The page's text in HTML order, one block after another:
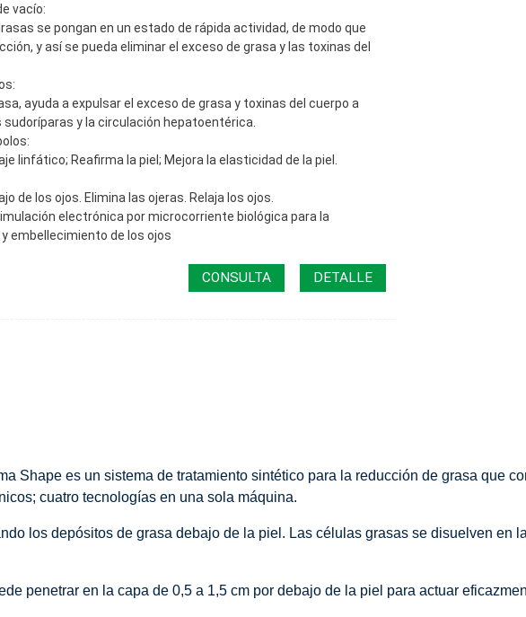
vacío:
se pongan en un estado de rápida actividad, de modo que
y así se pueda eliminar el exceso de grasa y las toxinas del
ayuda a expulsar el exceso de grasa y toxinas del cuerpo a
y la circulación hepatoentérica.
linfático; Reafirma la piel; Mejora la elasticidad de la piel.
de los ojos. Elimina las ojeras. Relaja los ojos.
electrónica por microcorriente biológica para la
embellecimiento de los ojos
CONSULTA DETALLE
Shape es un sistema de tratamiento sintético para la reducción de grasa que
cuatro tecnologías en una sola máquina.
los depósitos de grasa debajo de la piel. Las células grasas se disuelven en
penetrar en la capa de 0,5 a 1,5 cm por debajo de la piel para actuar